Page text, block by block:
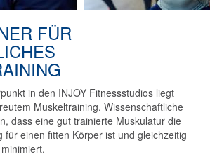
FÜR
in den INJOY Fitnessstudios liegt
Muskeltraining. Wissenschaftliche
dass eine gut trainierte Muskulatur die
für einen fitten Körper ist und gleichzeitig